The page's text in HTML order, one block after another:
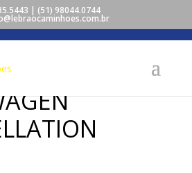
| (51) 98044.0744